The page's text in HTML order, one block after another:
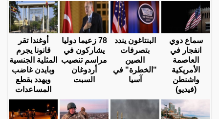
سماع دوي
انفجار في
العاصمة
الأمريكية
واشنطن
(فيديو)
البنتاغون يندد
بتصرفات
الصين
"الخطرة" في
آسيا
78 زعيما دوليا
يشاركون في
مراسم تنصيب
أردوغان
السبت
أوغندا تقر
قانونا يجرم
المثلية الجنسية
وبايدن غاضب
ويهدد بقطع
المساعدات